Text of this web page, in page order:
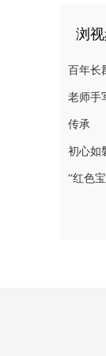
浏
百年长
老师手
传承
初心如
“红色